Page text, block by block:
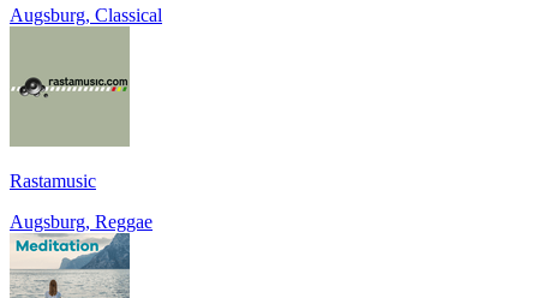
Augsburg, Classical
Rastamusic
Augsburg, Reggae